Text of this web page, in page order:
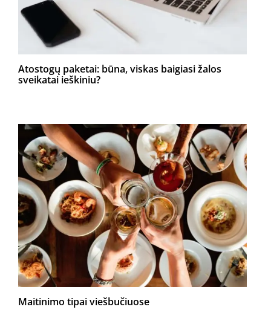
Atostogų paketai: būna, viskas baigiasi žalos
sveikatai ieškiniu?
Maitinimo tipai viešbučiuose